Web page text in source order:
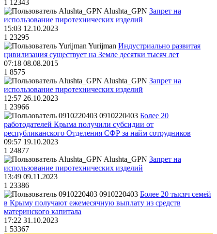
1 12343
Alushta_GPN Запрет на
использование пиротехнических изделий
15:03 12.10.2023
1 23295
Yurijman Индустриально развитая
цивилизация существует на Земле десятки тысяч лет
07:18 08.08.2015
1 8575
Alushta_GPN Запрет на
использование пиротехнических изделий
12:57 26.10.2023
1 23966
0910220403 Более 20
работодателей Крыма получили субсидии от
республиканского Отделения СФР за найм сотрудников
09:57 19.10.2023
1 24877
Alushta_GPN Запрет на
использование пиротехнических изделий
13:49 09.11.2023
1 23386
0910220403 Более 20 тысяч семей
в Крыму получают ежемесячную выплату из средств
материнского капитала
17:22 31.10.2023
1 53367